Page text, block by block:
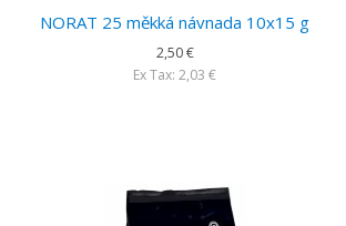
NORAT 25 měkká návnada 10x15 g
2,50 €
Ex Tax: 2,03 €